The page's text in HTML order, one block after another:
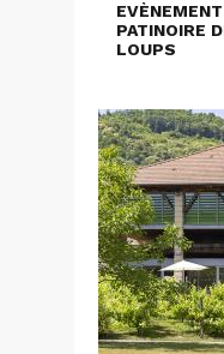
PATINOIRE
LOUPS